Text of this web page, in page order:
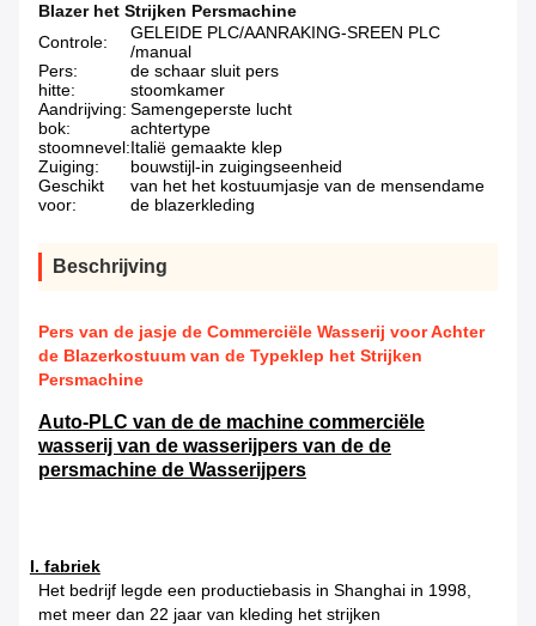
Blazer het Strijken Persmachine
Controle:
GELEIDE PLC/AANRAKING-SREEN PLC
/manual
Pers:
de schaar sluit pers
hitte:
stoomkamer
Aandrijving: Samengeperste lucht
bok:
achtertype
stoomnevel:Italië gemaakte klep
Zuiging:
bouwstijl-in zuigingseenheid
Geschikt
voor:
van het het kostuumjasje van de mensendame
de blazerkleding
Beschrijving
Pers van de jasje de Commerciële Wasserij voor Achter
de Blazerkostuum van de Typeklep het Strijken
Persmachine
Auto-PLC van de de machine commerciële
wasserij van de wasserijpers van de de
persmachine de Wasserijpers
I. fabriek
Het bedrijf legde een productiebasis in Shanghai in 1998,
met meer dan 22 jaar van kleding het strijken